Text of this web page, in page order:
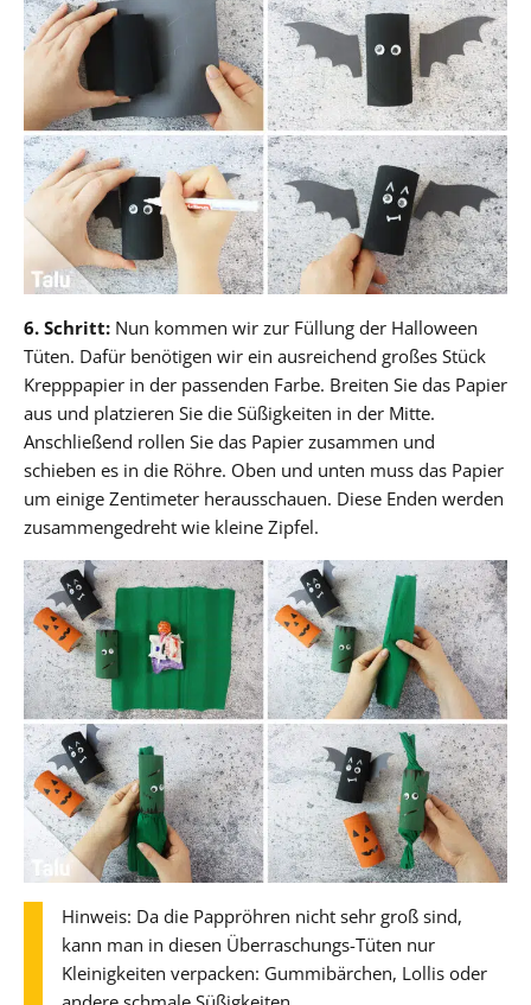
6. Schritt: Nun kommen wir zur Füllung der Halloween
Tüten. Dafür benötigen wir ein ausreichend großes Stück
Krepppapier in der passenden Farbe. Breiten Sie das Papier
aus und platzieren Sie die Süßigkeiten in der Mitte.
Anschließend rollen Sie das Papier zusammen und
schieben es in die Röhre. Oben und unten muss das Papier
um einige Zentimeter herausschauen. Diese Enden werden
zusammengedreht wie kleine Zipfel.
Hinweis: Da die Pappröhren nicht sehr groß sind,
kann man in diesen Überraschungs-Tüten nur
Kleinigkeiten verpacken: Gummibärchen, Lollis oder